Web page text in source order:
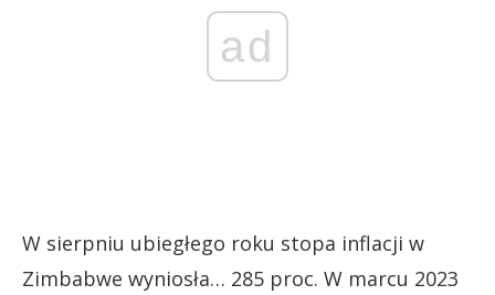
ad
W sierpniu ubiegłego roku stopa inflacji w
Zimbabwe wyniosła… 285 proc. W marcu 2023